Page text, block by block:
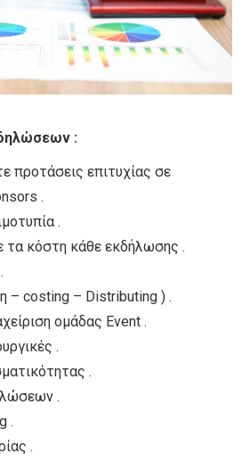
:
προτάσεις επιτυχίας σε
.
.
κόστη κάθε εκδήλωσης .
– costing – Distributing ) .
ομάδας Event .
.
.
.
.
.